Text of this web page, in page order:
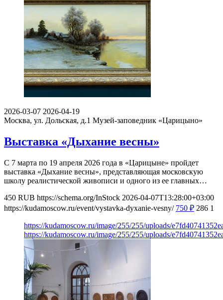
2026-03-07 2026-04-19
Москва, ул. Дольская, д.1 Музей-заповедник «Царицыно»
Выставка «Дыхание весны»
С 7 марта по 19 апреля 2026 года в «Царицыне» пройдет
выставка «Дыхание весны», представляющая московскую
школу реалистической живописи и одного из ее главных…
450 RUB https://schema.org/InStock 2026-04-07T13:28:00+03:00
https://kudamoscow.ru/event/vystavka-dyxanie-vesny/ 750 ₽ 286 1
https://kudamoscow.ru/image/255/255/uploads/
https://kudamoscow.ru/image/255/255/uploads/